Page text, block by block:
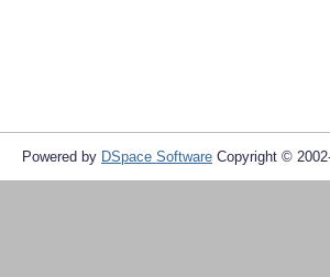
Powered by DSpace Software Copyright ©